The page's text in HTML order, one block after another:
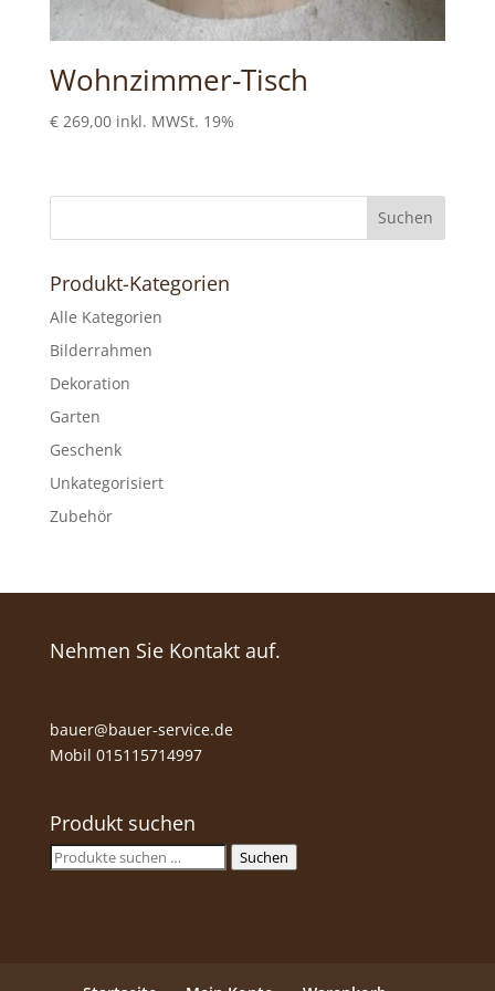
Wohnzimmer-Tisch
€ 269,00 inkl. MWSt. 19%
Produkt-Kategorien
Alle Kategorien
Bilderrahmen
Dekoration
Garten
Geschenk
Unkategorisiert
Zubehör
Nehmen Sie Kontakt auf.
bauer@bauer-service.de
Mobil 015115714997
Produkt suchen
Suche
Suchen